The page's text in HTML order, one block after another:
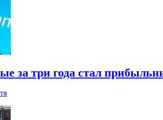
за три года стал